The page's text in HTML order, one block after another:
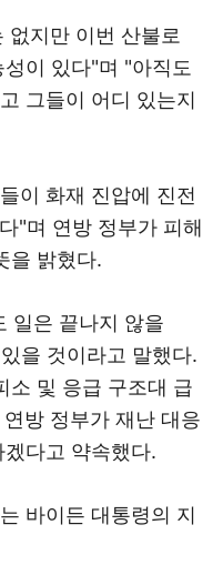
없지만 이번 산불로
이 있다"며 "아직도
그들이 어디 있는지
이 화재 진압에 진전
"며 연방 정부가 피해
을 밝혔다.
일은 끝나지 않을
을 것이라고 말했다.
소 및 응급 구조대 급
방 정부가 재난 대응
다고 약속했다.
바이든 대통령의 지